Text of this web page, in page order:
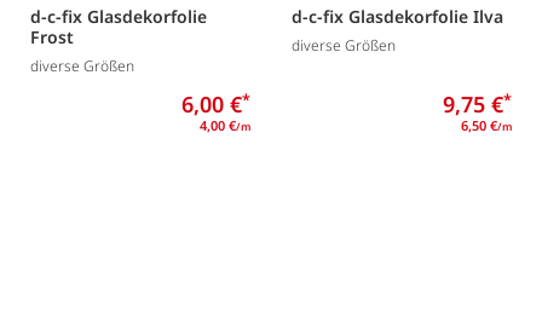
d-c-fix Glasdekorfolie
Frost
diverse Größen
6,00 €*
4,00 €/m
d-c-fix Glasdekorfolie Ilva
diverse Größen
9,75 €*
6,50 €/m